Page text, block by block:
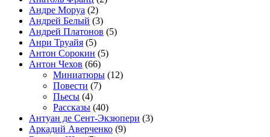
Андре Моруа (2)
Андрей Белый (3)
Андрей Платонов (5)
Анри Труайя (5)
Антон Сорокин (5)
Антон Чехов (66)
Миниатюры (12)
Повести (7)
Пьесы (4)
Рассказы (40)
Антуан де Сент-Экзюпери (3)
Аркадий Аверченко (9)